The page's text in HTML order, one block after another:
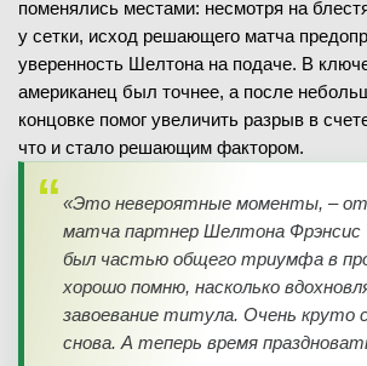
поменялись местами: несмотря на
у сетки, исход решающего матча
уверенность Шелтона на подаче. В
американец был точнее, а после
концовке помог увеличить разрыв в
что и стало решающим фактором.
«Это невероятные моменты, –
матча партнер Шелтона Фрэнсис
был частью общего триумфа в
хорошо помню, насколько
завоевание титула. Очень круто
снова. А теперь время